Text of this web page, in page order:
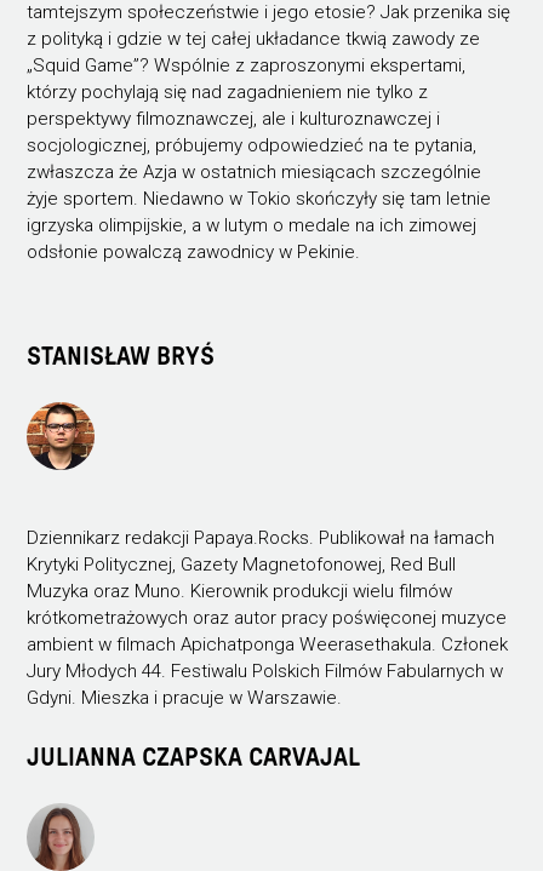
tamtejszym społeczeństwie i jego etosie? Jak przenika się
z polityką i gdzie w tej całej układance tkwią zawody ze
„Squid Game”? Wspólnie z zaproszonymi ekspertami,
którzy pochylają się nad zagadnieniem nie tylko z
perspektywy filmoznawczej, ale i kulturoznawczej i
socjologicznej, próbujemy odpowiedzieć na te pytania,
zwłaszcza że Azja w ostatnich miesiącach szczególnie
żyje sportem. Niedawno w Tokio skończyły się tam letnie
igrzyska olimpijskie, a w lutym o medale na ich zimowej
odsłonie powalczą zawodnicy w Pekinie.
STANISŁAW BRYŚ
Dziennikarz redakcji Papaya.Rocks. Publikował na łamach
Krytyki Politycznej, Gazety Magnetofonowej, Red Bull
Muzyka oraz Muno. Kierownik produkcji wielu filmów
krótkometrażowych oraz autor pracy poświęconej muzyce
ambient w filmach Apichatponga Weerasethakula. Członek
Jury Młodych 44. Festiwalu Polskich Filmów Fabularnych w
Gdyni. Mieszka i pracuje w Warszawie.
JULIANNA CZAPSKA CARVAJAL